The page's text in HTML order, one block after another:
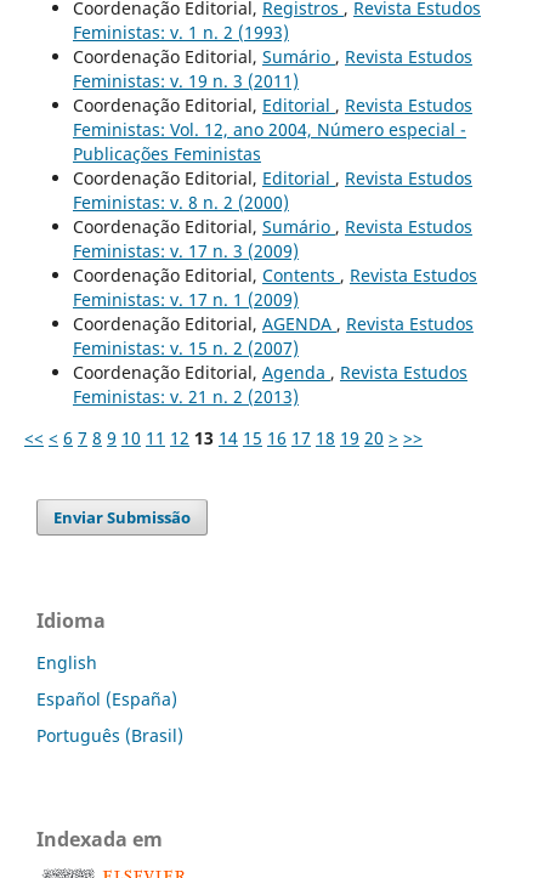
Coordenação Editorial, Registros , Revista Estudos
Feministas: v. 1 n. 2 (1993)
Coordenação Editorial, Sumário , Revista Estudos
Feministas: v. 19 n. 3 (2011)
Coordenação Editorial, Editorial , Revista Estudos
Feministas: Vol. 12, ano 2004, Número especial -
Publicações Feministas
Coordenação Editorial, Editorial , Revista Estudos
Feministas: v. 8 n. 2 (2000)
Coordenação Editorial, Sumário , Revista Estudos
Feministas: v. 17 n. 3 (2009)
Coordenação Editorial, Contents , Revista Estudos
Feministas: v. 17 n. 1 (2009)
Coordenação Editorial, AGENDA , Revista Estudos
Feministas: v. 15 n. 2 (2007)
Coordenação Editorial, Agenda , Revista Estudos
Feministas: v. 21 n. 2 (2013)
<< < 6 7 8 9 10 11 12 13 14 15 16 17 18 19 20 > >>
Enviar Submissão
Idioma
English
Español (España)
Português (Brasil)
Indexada em